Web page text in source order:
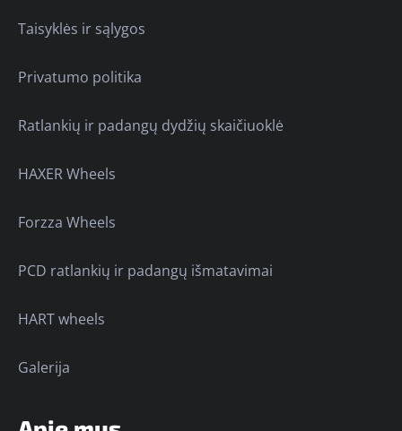
Taisyklės ir sąlygos
Privatumo politika
Ratlankių ir padangų dydžių skaičiuoklė
HAXER Wheels
Forzza Wheels
PCD ratlankių ir padangų išmatavimai
HART wheels
Galerija